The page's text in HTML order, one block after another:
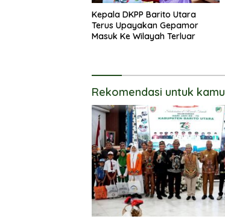
Kepala DKPP Barito Utara
Terus Upayakan Gepamor
Masuk Ke Wilayah Terluar
Rekomendasi untuk kamu